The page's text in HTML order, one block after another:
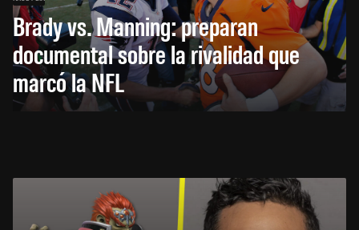
Brady vs. Manning: preparan
documental sobre la rivalidad que
marcó la NFL